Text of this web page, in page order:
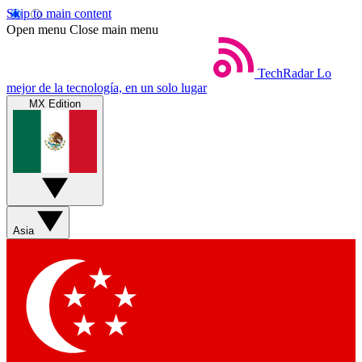
Skip to main content
Open menu Close main menu
TechRadar Lo
mejor de la tecnología, en un solo lugar
MX Edition
Asia